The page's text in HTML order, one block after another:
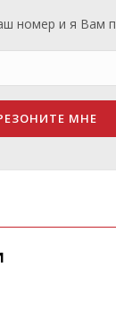
номер и я Вам
МНЕ